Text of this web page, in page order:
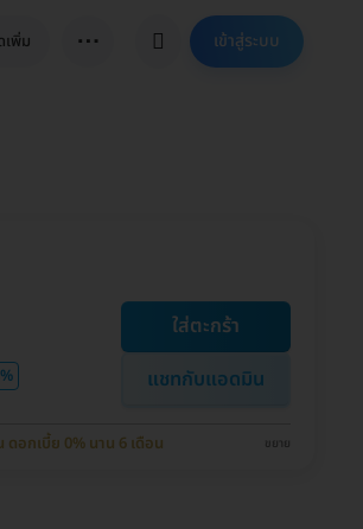
เพิ่ม ⋯ เข้าสู่ระบบ
ใส่ตะกร้า
แชทกับแอดมิน
อกเบี้ย 0% นาน 6 เดือน ขยาย